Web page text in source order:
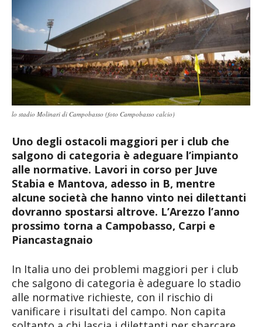
lo stadio Molinari di Campobasso (foto Campobasso calcio)
Uno degli ostacoli maggiori per i club che
salgono di categoria è adeguare l’impianto
alle normative. Lavori in corso per Juve
Stabia e Mantova, adesso in B, mentre
alcune società che hanno vinto nei dilettanti
dovranno spostarsi altrove. L’Arezzo l’anno
prossimo torna a Campobasso, Carpi e
Piancastagnaio
In Italia uno dei problemi maggiori per i club
che salgono di categoria è adeguare lo stadio
alle normative richieste, con il rischio di
vanificare i risultati del campo. Non capita